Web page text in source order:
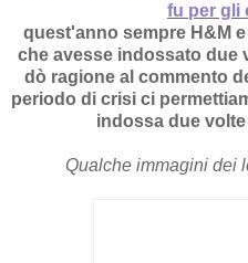
fu per gli
quest'anno sempre H&M
che avesse indossato due
dò ragione al commento
periodo di crisi ci
indossa due
Qualche immagini dei